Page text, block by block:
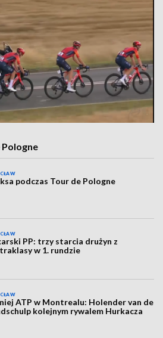
podczas Tour de Pologne
PP: trzy starcia drużyn z
w 1. rundzie
ATP w Montrealu: Holender van de
kolejnym rywalem Hurkacza